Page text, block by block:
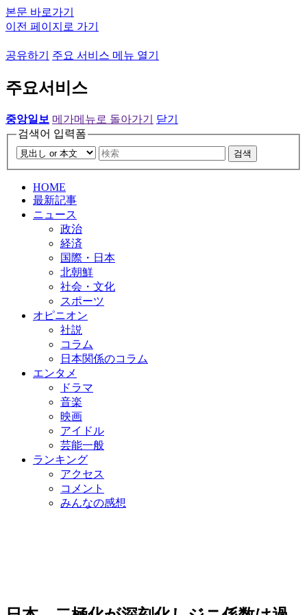
본문 바로가기
이전 페이지로 가기
공유하기 주요 서비스 메뉴 열기
주요서비스
중앙일보 메가메뉴로 돌아가기
닫기
검색어 입력폼
검색
HOME
最新記事
ニュース
政治
経済
国際・日本
北朝鮮
社会・文化
スポーツ
オピニオン
社説
コラム
日本関係のコラム
エンタメ
ドラマ
音楽
映画
アイドル
芸能一般
ランキング
アクセス
コメント
みんなの感想